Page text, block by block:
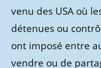
venu des USA où
détenues ou
ont imposé entre
vendre ou de